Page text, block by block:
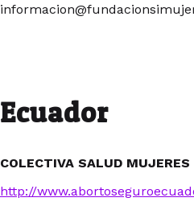
Ecuador
COLECTIVA SALUD MUJERES
http://